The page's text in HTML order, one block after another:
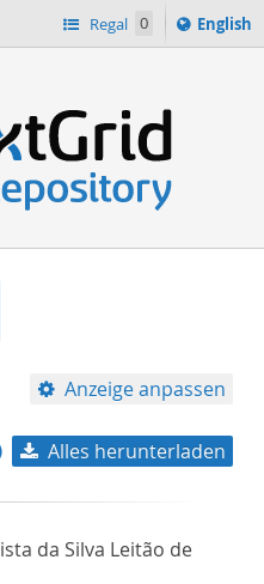
Regal 0
Switch
English
Anzeige anpassen
Titel aufsteigend
Alles herunterladen
da Silva Leitão de